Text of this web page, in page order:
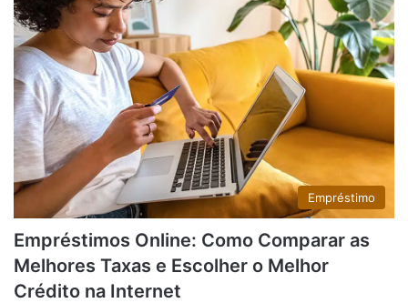
Empréstimo
Empréstimos Online: Como Comparar as
Melhores Taxas e Escolher o Melhor
Crédito na Internet